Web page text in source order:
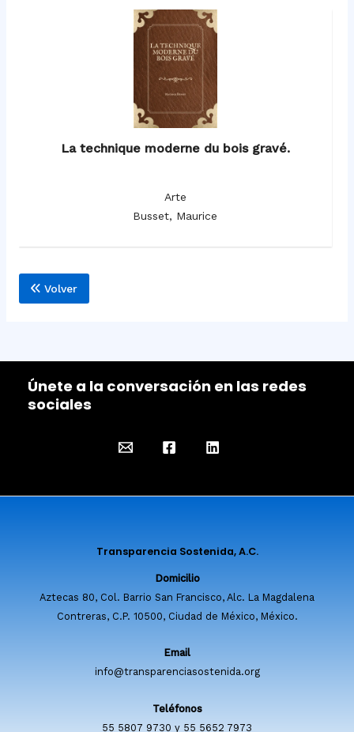
La technique moderne du bois gravé.
Arte
Busset, Maurice
Volver
Únete a la conversación en las redes
sociales
Transparencia Sostenida, A.C.
Domicilio
Aztecas 80, Col. Barrio San Francisco, Alc. La Magdalena
Contreras, C.P. 10500, Ciudad de México, México.
Email
info@transparenciasostenida.org
Teléfonos
55 5807 9730 y 55 5652 7973